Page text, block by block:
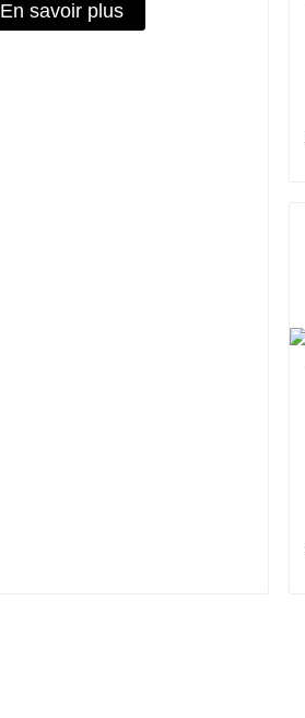
En savoir plus